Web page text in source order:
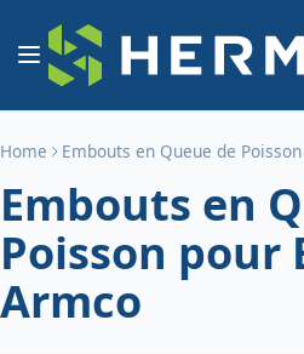
Aller au contenu
Affichage navigation
Home Embouts en Queue de
Embouts en
Poisson pour
Armco